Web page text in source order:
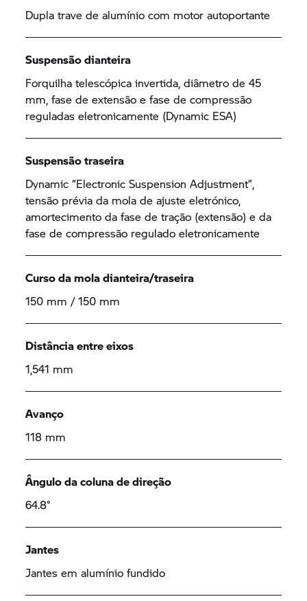
Dupla trave de alumínio com motor autoportante
Suspensão dianteira
Forquilha telescópica invertida, diâmetro de 45
mm, fase de extensão e fase de compressão
reguladas eletronicamente (Dynamic ESA)
Suspensão traseira
Dynamic “Electronic Suspension Adjustment”,
tensão prévia da mola de ajuste eletrónico,
amortecimento da fase de tração (extensão) e da
fase de compressão regulado eletronicamente
Curso da mola dianteira/traseira
150 mm / 150 mm
Distância entre eixos
1,541 mm
Avanço
118 mm
Ângulo da coluna de direção
64.8°
Jantes
Jantes em alumínio fundido